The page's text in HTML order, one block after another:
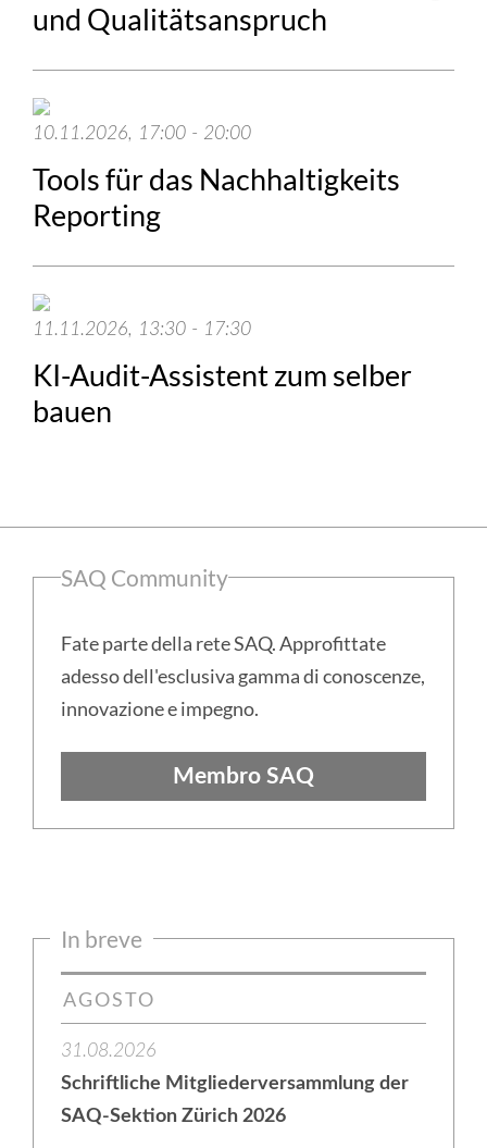
und Qualitätsanspruch
10.11.2026, 17:00 - 20:00
Tools für das Nachhaltigkeits
Reporting
11.11.2026, 13:30 - 17:30
KI-Audit-Assistent zum selber
bauen
Colonna
SAQ Community
Fate parte della rete SAQ. Approfittate
adesso dell'esclusiva gamma di conoscenze,
innovazione e impegno.
Membro SAQ
In breve
AGOSTO
31.08.2026
Schriftliche Mitgliederversammlung der
SAQ-Sektion Zürich 2026